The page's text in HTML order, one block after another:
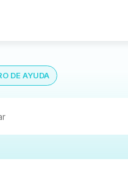
DE AYUDA